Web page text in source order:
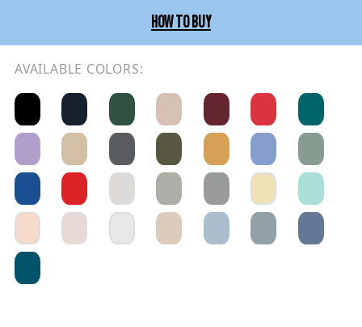
HOW TO BUY
AVAILABLE COLORS: